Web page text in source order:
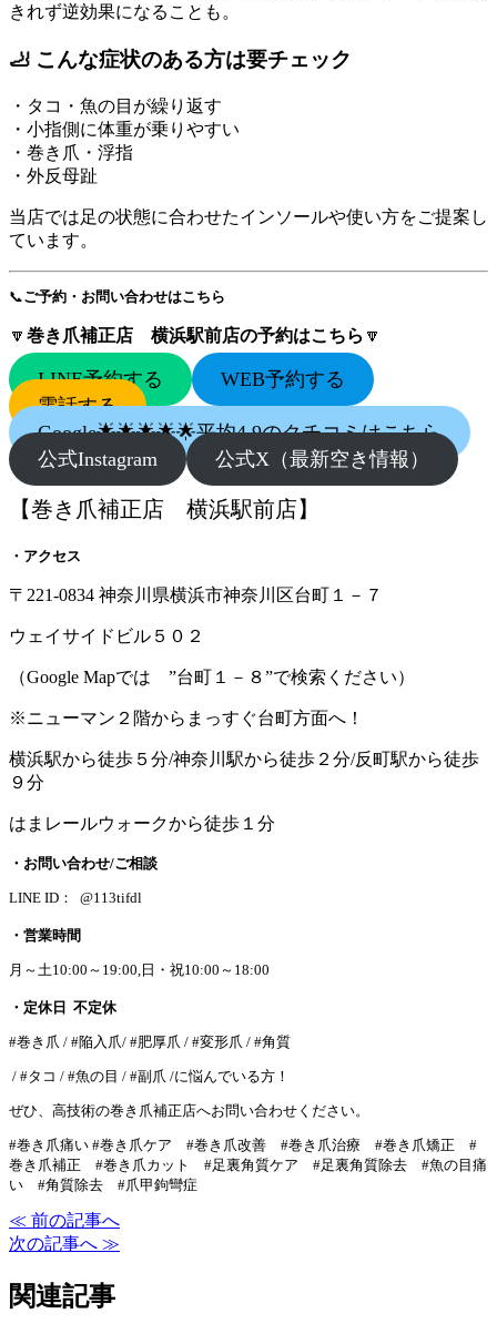
きれず逆効果になることも。
🦶 こんな症状のある方は要チェック
・タコ・魚の目が繰り返す
・小指側に体重が乗りやすい
・巻き爪・浮指
・外反母趾
当店では足の状態に合わせたインソールや使い方をご提案し
ています。
📞ご予約・お問い合わせはこちら
🔽 巻き爪補正店 横浜駅前店の予約はこちら 🔽
LINE予約する
WEB予約する
電話する
Google🌟🌟🌟🌟🌟平均4.9のクチコミはこちら
公式Instagram
公式X（最新空き情報）
【巻き爪補正店 横浜駅前店】
・アクセス
〒221-0834 神奈川県横浜市神奈川区台町１－７
ウェイサイドビル５０２
（Google Mapでは ”台町１－８”で検索ください）
※ニューマン２階からまっすぐ台町方面へ！
横浜駅から徒歩５分/神奈川駅から徒歩２分/反町駅から徒歩
９分
はまレールウォークから徒歩１分
・お問い合わせ/ご相談
LINE ID： @113tifdl
・営業時間
月～土10:00～19:00,日・祝10:00～18:00
・定休日 不定休
#巻き爪 / #陥入爪/ #肥厚爪 / #変形爪 / #角質
/ #タコ / #魚の目 / #副爪 /に悩んでいる方！
ぜひ、高技術の巻き爪補正店へお問い合わせください。
#巻き爪痛い #巻き爪ケア #巻き爪改善 #巻き爪治療 #巻き爪矯正 #
巻き爪補正 #巻き爪カット #足裏角質ケア #足裏角質除去 #魚の目痛
い #角質除去 #爪甲鉤彎症
≪ 前の記事へ
次の記事へ ≫
関連記事